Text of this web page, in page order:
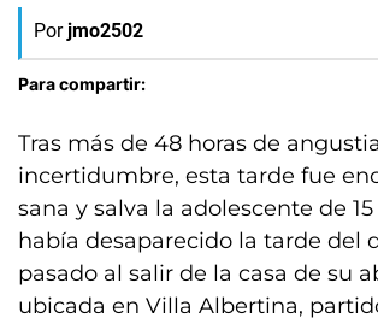
Por jmo2502
Para compartir:
Tras más de 48 horas de
incertidumbre, esta tarde fue
sana y salva la adolescente de
había desaparecido la tarde del
pasado al salir de la casa de su
ubicada en Villa Albertina,